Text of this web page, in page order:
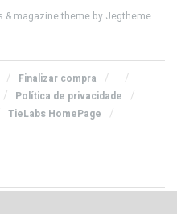
& magazine theme by Jegtheme.
Finalizar compra
Política de privacidade
TieLabs HomePage